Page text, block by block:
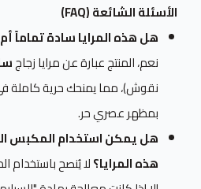
الأسئلة الشائعة (FAQ)
هل هذه المرايا سادة تماماً
نعم، المنتج عبارة عن مرايا زجاج
نقوش)، مما يمنحك حرية كاملة
بمظهر عصري حر.
هل يمكن استخدام المكبس
هذه المرايا؟لا يُنصح باستخدام